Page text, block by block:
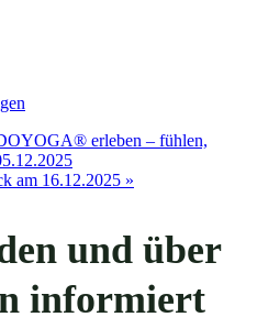
erleben – fühlen,
am 16.12.2025 »
und über
informiert